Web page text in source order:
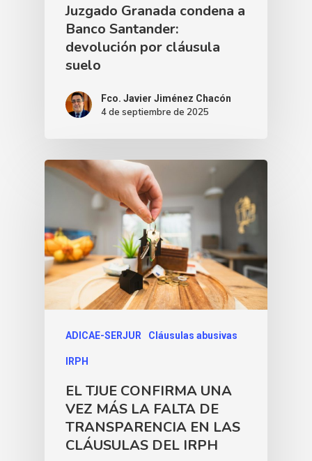
Juzgado Granada condena a
Banco Santander:
devolución por cláusula
suelo
Fco. Javier Jiménez Chacón
4 de septiembre de 2025
ADICAE-SERJUR Cláusulas abusivas
IRPH
EL TJUE CONFIRMA UNA
VEZ MÁS LA FALTA DE
TRANSPARENCIA EN LAS
CLÁUSULAS DEL IRPH